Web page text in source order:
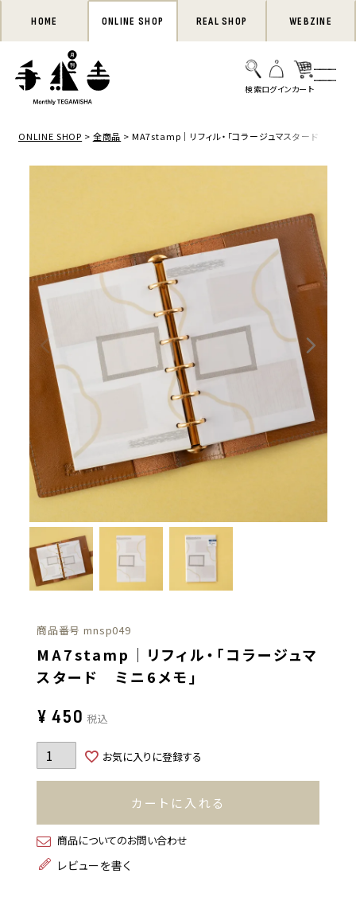
HOME ONLINE SHOP REAL SHOP WEBZINE
ONLINE SHOP 全商品 MA7stamp｜リフィル・「コラージュマスタード ミニ6
商品番号 mnsp049
MA7stamp｜リフィル・「コラージュマ
スタード ミニ6メモ」
¥ 450 税込
お気に入りに登録する
カートに入れる
商品についてのお問い合わせ
レビューを書く